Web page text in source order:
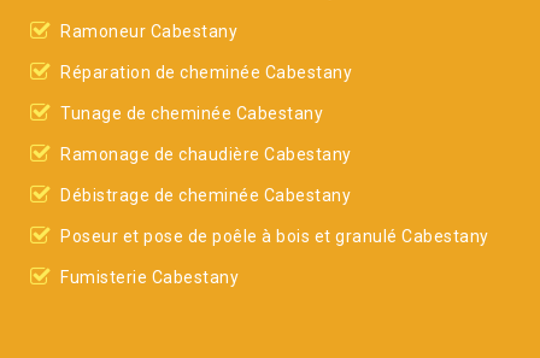
Ramoneur Cabestany
Réparation de cheminée Cabestany
Tunage de cheminée Cabestany
Ramonage de chaudière Cabestany
Débistrage de cheminée Cabestany
Poseur et pose de poêle à bois et granulé Cabestany
Fumisterie Cabestany